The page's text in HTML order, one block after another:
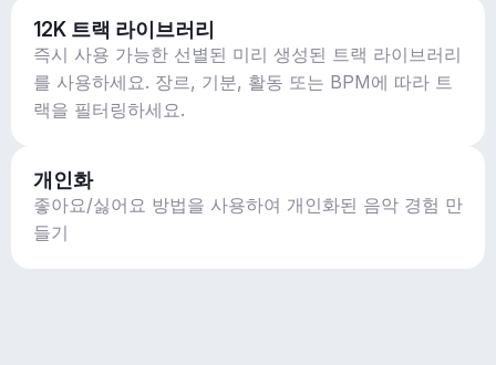
12K 트랙 라이브러리
즉시 사용 가능한 선별된 미리 생성된 트랙 라이브러리
를 사용하세요. 장르, 기분, 활동 또는 BPM에 따라 트
랙을 필터링하세요.
개인화
좋아요/싫어요 방법을 사용하여 개인화된 음악 경험 만
들기